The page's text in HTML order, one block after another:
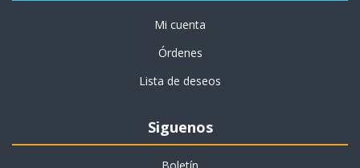
Mi cuenta
Órdenes
Lista de deseos
Siguenos